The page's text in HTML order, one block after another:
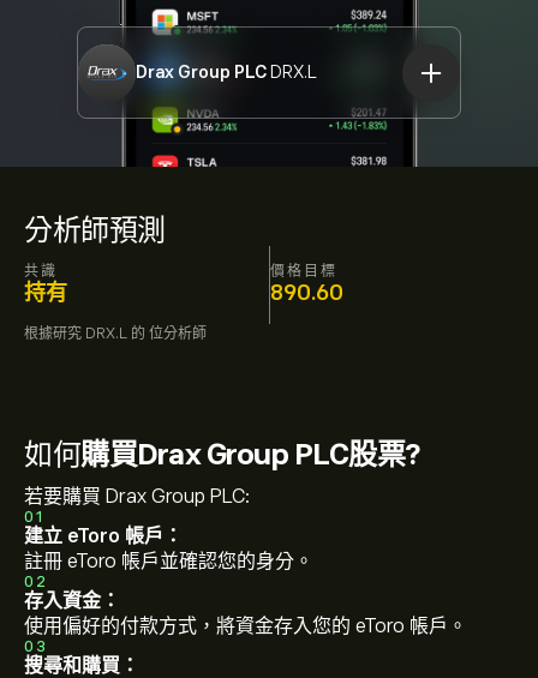
分析師預測
共識
持有
價格目標
890.60
根據研究 DRX.L 的 位分析師
Drax Group PLC DRX.L
如何購買Drax Group PLC股票?
若要購買 Drax Group PLC:
01
建立 eToro 帳戶：
註冊 eToro 帳戶並確認您的身分。
02
存入資金：
使用偏好的付款方式，將資金存入您的 eToro 帳戶。
03
搜尋和購買：